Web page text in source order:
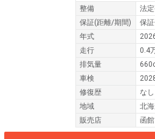
整備
法
保証(距離/期間) 保
年式
走行
0.4
排気量
車検
修復歴
なし
地域
北
販売店
函